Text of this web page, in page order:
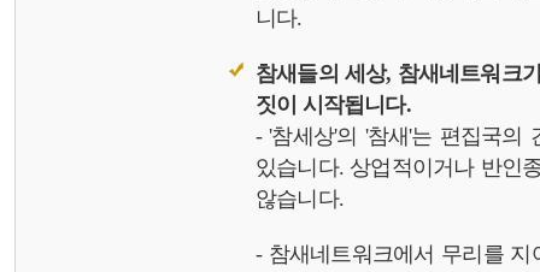
니다.
참새들의 세상, 참새네트워크
짓이 시작됩니다.
- '참세상'의 '참새'는 편집국의
있습니다. 상업적이거나 반인
않습니다.
- 참새네트워크에서 무리를